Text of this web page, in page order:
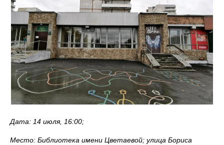
Дата: 14 июля, 16:00;
Место: Библиотека имени Цветаевой; улица Бориса